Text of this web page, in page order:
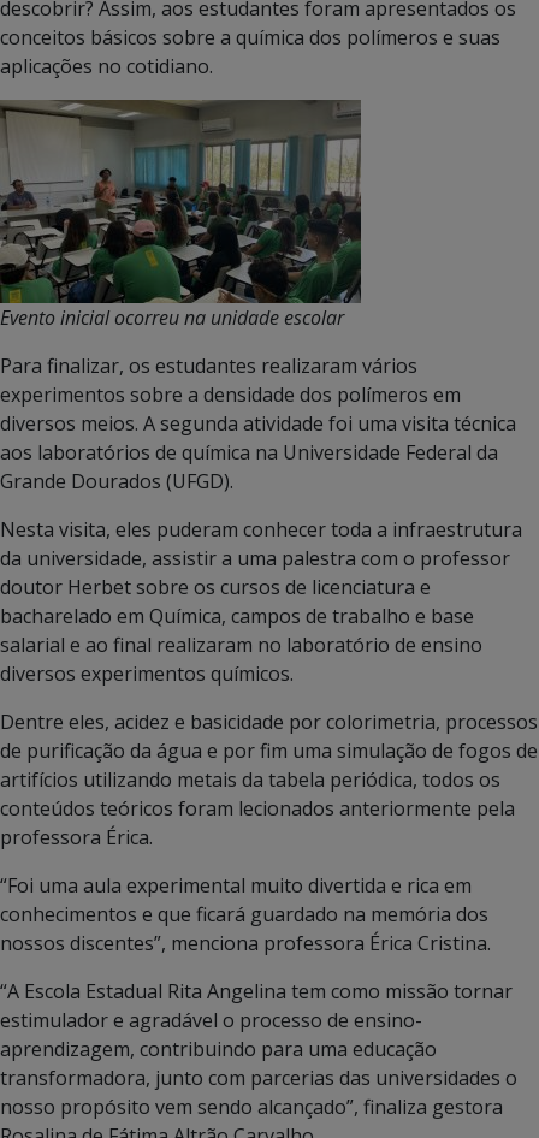
descobrir? Assim, aos estudantes foram apresentados os
conceitos básicos sobre a química dos polímeros e suas
aplicações no cotidiano.
Evento inicial ocorreu na unidade escolar
Para finalizar, os estudantes realizaram vários
experimentos sobre a densidade dos polímeros em
diversos meios. A segunda atividade foi uma visita técnica
aos laboratórios de química na Universidade Federal da
Grande Dourados (UFGD).
Nesta visita, eles puderam conhecer toda a infraestrutura
da universidade, assistir a uma palestra com o professor
doutor Herbet sobre os cursos de licenciatura e
bacharelado em Química, campos de trabalho e base
salarial e ao final realizaram no laboratório de ensino
diversos experimentos químicos.
Dentre eles, acidez e basicidade por colorimetria, processos
de purificação da água e por fim uma simulação de fogos de
artifícios utilizando metais da tabela periódica, todos os
conteúdos teóricos foram lecionados anteriormente pela
professora Érica.
“Foi uma aula experimental muito divertida e rica em
conhecimentos e que ficará guardado na memória dos
nossos discentes”, menciona professora Érica Cristina.
“A Escola Estadual Rita Angelina tem como missão tornar
estimulador e agradável o processo de ensino-
aprendizagem, contribuindo para uma educação
transformadora, junto com parcerias das universidades o
nosso propósito vem sendo alcançado”, finaliza gestora